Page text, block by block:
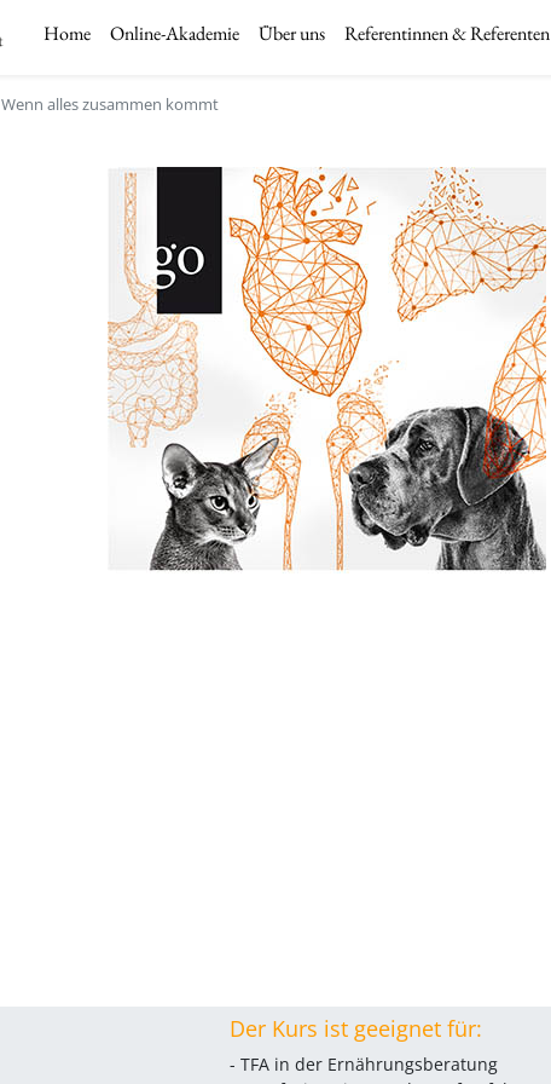
Home Online-Akademie Über uns Referentinnen & Referenten
Wenn alles zusammen kommt
Der Kurs ist geeignet für:
- TFA in der Ernährungsberatung